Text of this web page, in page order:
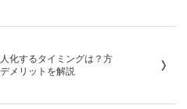
化するタイミングは？方
メリットを解説